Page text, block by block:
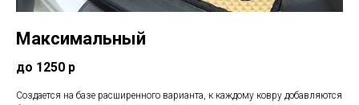
Максимальный
до 1250 р
Создается на базе расширенного варианта, к каждому ковру добавляются